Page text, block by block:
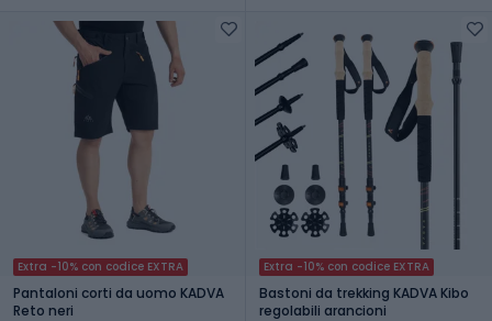
Extra -10% con codice EXTRA
Pantaloni corti da uomo KADVA
Reto neri
Extra -10% con codice EXTRA
Bastoni da trekking KADVA Kibo
regolabili arancioni